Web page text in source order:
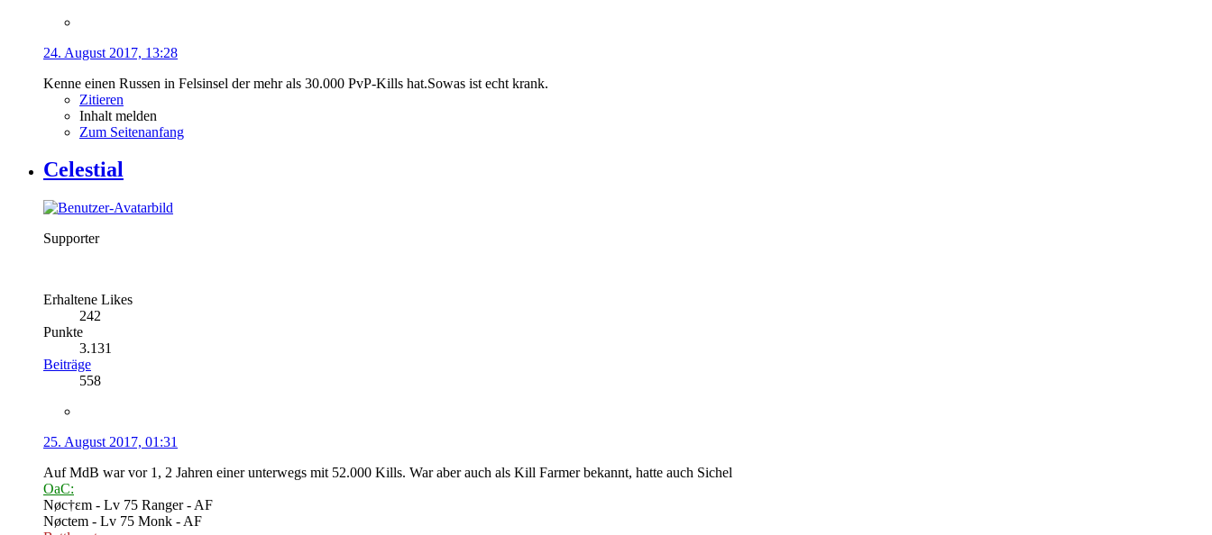
24. August 2017, 13:28
Kenne einen Russen in Felsinsel der mehr als 30.000 PvP-Kills hat.Sowas ist echt krank.
Zitieren
Inhalt melden
Zum Seitenanfang
Celestial
Supporter
Erhaltene Likes
242
Punkte
3.131
Beiträge
558
25. August 2017, 01:31
Auf MdB war vor 1, 2 Jahren einer unterwegs mit 52.000 Kills. War aber auch als Kill Farmer bekannt, hatte auch Sichel
OaC:
Nøc†εm - Lv 75 Ranger - AF
Nøctem - Lv 75 Monk - AF